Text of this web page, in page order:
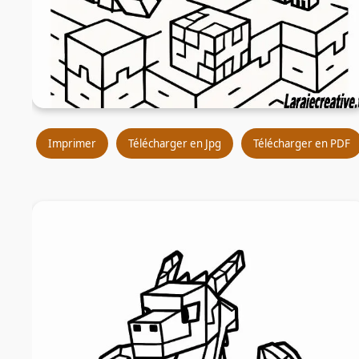
Imprimer Télécharger en Jpg Télécharger en PDF